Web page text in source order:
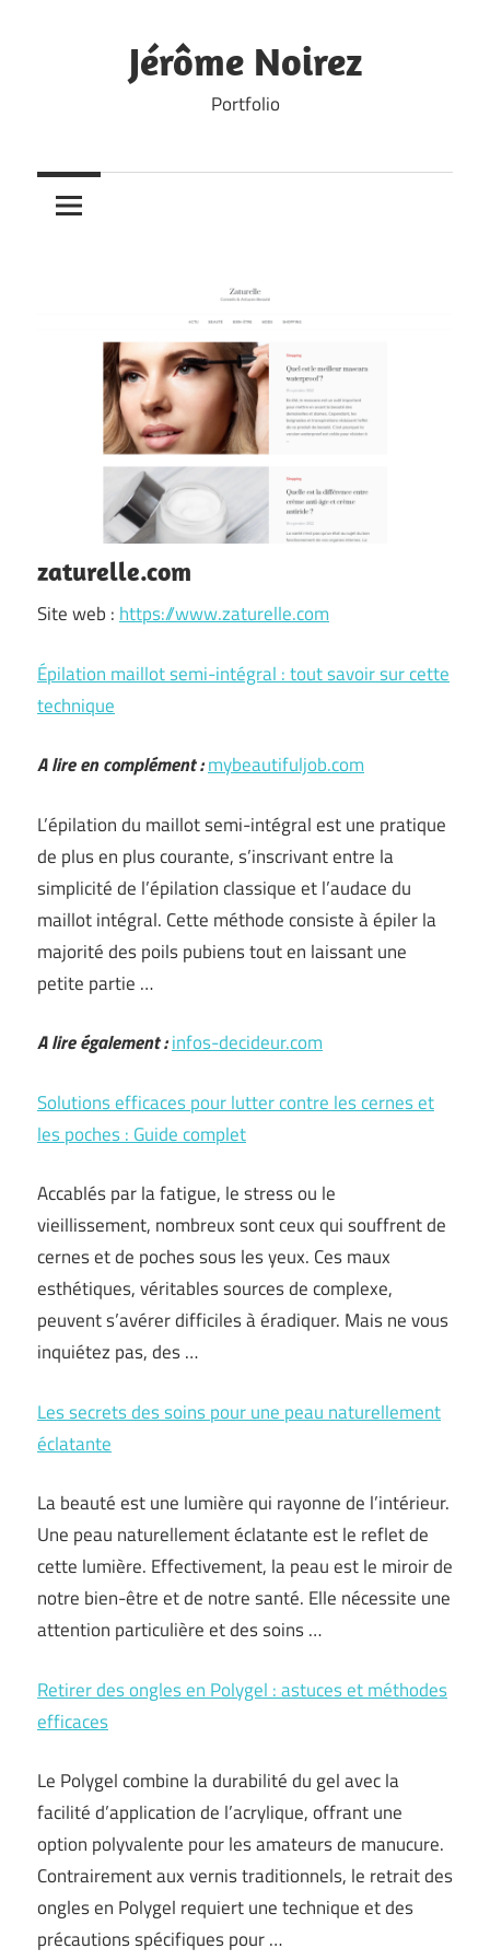
Jérôme Noirez
Portfolio
zaturelle.com
Site web : https://www.zaturelle.com
Épilation maillot semi-intégral : tout savoir sur cette
technique
A lire en complément :mybeautifuljob.com
L’épilation du maillot semi-intégral est une pratique
de plus en plus courante, s’inscrivant entre la
simplicité de l’épilation classique et l’audace du
maillot intégral. Cette méthode consiste à épiler la
majorité des poils pubiens tout en laissant une
petite partie …
A lire également :infos-decideur.com
Solutions efficaces pour lutter contre les cernes et
les poches : Guide complet
Accablés par la fatigue, le stress ou le
vieillissement, nombreux sont ceux qui souffrent de
cernes et de poches sous les yeux. Ces maux
esthétiques, véritables sources de complexe,
peuvent s’avérer difficiles à éradiquer. Mais ne vous
inquiétez pas, des …
Les secrets des soins pour une peau naturellement
éclatante
La beauté est une lumière qui rayonne de l’intérieur.
Une peau naturellement éclatante est le reflet de
cette lumière. Effectivement, la peau est le miroir de
notre bien-être et de notre santé. Elle nécessite une
attention particulière et des soins …
Retirer des ongles en Polygel : astuces et méthodes
efficaces
Le Polygel combine la durabilité du gel avec la
facilité d’application de l’acrylique, offrant une
option polyvalente pour les amateurs de manucure.
Contrairement aux vernis traditionnels, le retrait des
ongles en Polygel requiert une technique et des
précautions spécifiques pour …